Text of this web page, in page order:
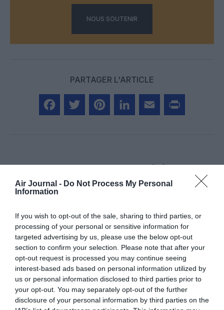
Air Journal - Do Not Process My Personal
Information
If you wish to opt-out of the sale, sharing to third parties, or
processing of your personal or sensitive information for
targeted advertising by us, please use the below opt-out
section to confirm your selection. Please note that after your
opt-out request is processed you may continue seeing
interest-based ads based on personal information utilized by
us or personal information disclosed to third parties prior to
your opt-out. You may separately opt-out of the further
disclosure of your personal information by third parties on the
NOUS SOUTENIR
PARTAGER L'ARTICLE
COMMENTAIRE(S)
Ouahhh !! les britaniques vont connaitre un “Notre Dames des
landes !!
So Great !! Welcome on Board !!
ZAD, comment cela se traduit en anglais !!!
RÉPONDRE
EnGreve a commenté : 22 décembre 2020 -